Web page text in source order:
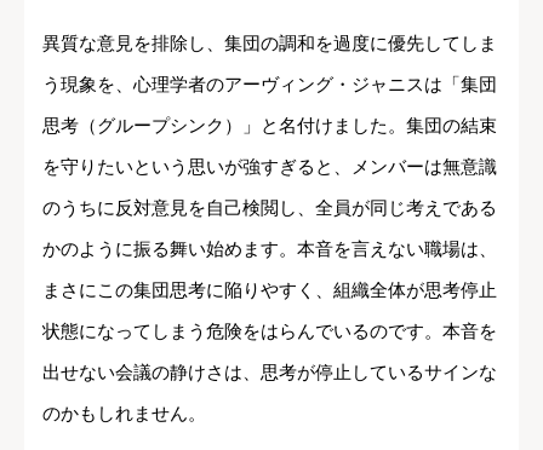
異質な意見を排除し、集団の調和を過度に優先してしま
う現象を、心理学者のアーヴィング・ジャニスは「集団
思考（グループシンク）」と名付けました。集団の結束
を守りたいという思いが強すぎると、メンバーは無意識
のうちに反対意見を自己検閲し、全員が同じ考えである
かのように振る舞い始めます。本音を言えない職場は、
まさにこの集団思考に陥りやすく、組織全体が思考停止
状態になってしまう危険をはらんでいるのです。本音を
出せない会議の静けさは、思考が停止しているサインな
のかもしれません。